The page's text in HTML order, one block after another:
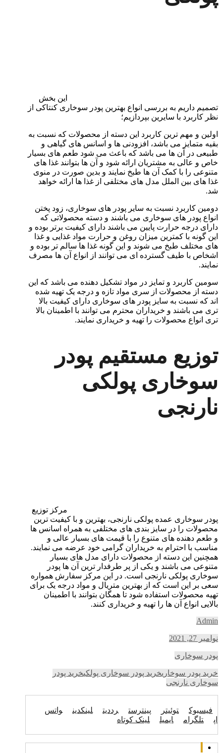
این بخش
تصمیم داریم به بررسی انواع بهترین پودر سوخاری کنتاکی از
نظر کاربرد با سایرین بپردازیم؛
اولین و مهم ترین کاربرد این دسته از محصولات که نسبت به
بقیه متمایز می باشد، افزودنی ها و اسانس های گیاهی و
طبیعی در آن ها می باشد که باعث می شود طعم های بسیار
خاص و عالی به مشتریان ارائه شود و آن ها بتوانند غذا های
متنوعی را با کمک آن ها طبخ نمایند و بدین صورت در منوی
غذا های بین الملل مدل های مختلفی از غذا ها ارائه خواهد
شد.
دومین کاربرد نسبت به سایر پودر های سوخاری، زود پختن
انواع پودر های سوخاری می باشند و دسته محصولاتی که
دارای درجه حرارت پایین می باشند دارای کیفیت برتر بوده و
این گونه با کمترین میزان روغن و حرارت مواد غذایی و غذا
های مختلف طبخ می شوند و این گونه غذا ها سالم تر بوده و
اشخاص با طیف گسترده ای می توانند از انواع آن ها مصرف
نمایند.
سومین کاربرد و تمایز در مواد تشکیل دهنده می باشد که این
دسته از محصولات از سری مواد تازه و درجه یک تهیه شده
اند که نسبت به سایز پودر های سوخاری دارای کیفیت بالا
تری می باشند و خریداران محترم می توانند با اطمینان بالا
تری انواع محصولات را تهیه و خریداری نمایند.
توزیع مستقیم پودر
سوخاری پولکی
نارنجی
مرکز توزیع
پودر سوخاری عمده پولکی نارنجی، بهترین و با کیفیت ترین
محصولات را در سایز بندی های مختلفی به همراه اسانس ها
و طعم دهنده های متنوع را با قیمت های بسیار عالی و
مناسب با احترام به خریداران گرامی خود عرضه می نمایند.
همچنین این دسته از محصولات دارای مدل های بسیار
متنوعی می باشند و یکی از پر طرفدار ترین آن ها پودر
سوخاری پولکی نارنجی است. در این مرکز سفارش همواره
سعی بر این است که از بهترین متریال و مواد درجه یک برای
تهیه محصولات استفاده شود تا همگان بتوانند با اطمینان
بالایی انواع آن ها را تهیه و خریداری کنند.
Admin
نوامبر 27, 2021
پودر سوخاری
خرید پودر سوخاریخرید پودر سوخاری پولکیخرید پودر
سوخاری نارنجی
فیسبوک توئیتر پینترست رددیت لینکدین
واتس
اپ
تلگرام ایمیل لینک کوتاه